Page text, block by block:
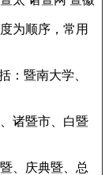
为顺序，常用
：暨南大学、
诸暨市、白暨
、庆典暨、总